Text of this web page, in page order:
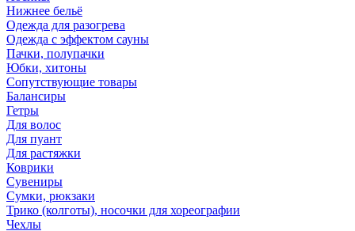
Нижнее бельё
Одежда для разогрева
Одежда с эффектом сауны
Пачки, полупачки
Юбки, хитоны
Сопутствующие товары
Балансиры
Гетры
Для волос
Для пуант
Для растяжки
Коврики
Сувениры
Сумки, рюкзаки
Трико (колготы), носочки для хореографии
Чехлы